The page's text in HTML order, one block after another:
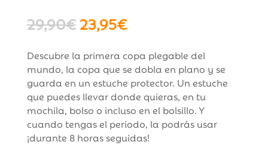
29,90€El
precio
original
era:
29,90€.
23,95€El
precio
actual
es:
23,95€.
Descubre la primera copa plegable del
mundo, la copa que se dobla en plano y se
guarda en un estuche protector. Un estuche
que puedes llevar donde quieras, en tu
mochila, bolso o incluso en el bolsillo. Y
cuando tengas el periodo, la podrás usar
¡durante 8 horas seguidas!